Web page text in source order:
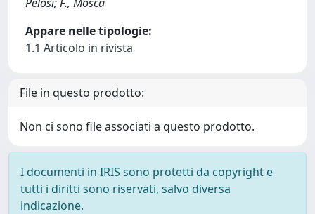
Appare nelle tipologie:
1.1 Articolo in rivista
File in questo prodotto:
Non ci sono file associati a questo prodotto.
I documenti in IRIS sono protetti da copyright e
tutti i diritti sono riservati, salvo diversa
indicazione.